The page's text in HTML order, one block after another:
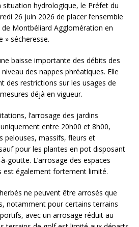
hydrologique, le Préfet du
26 juin 2026 de placer l’ensemble
Montbéliard Agglomération en
» sécheresse.
baisse importante des débits des
des nappes phréatiques. Elle
des restrictions sur les usages de
déjà en vigueur.
l’arrosage des jardins
entre 20h00 et 8h00,
pelouses, massifs, fleurs et
pour les plantes en pot disposant
goutte. L’arrosage des espaces
est également fortement limité.
ne peuvent être arrosés que
notamment pour certains terrains
avec un arrosage réduit au